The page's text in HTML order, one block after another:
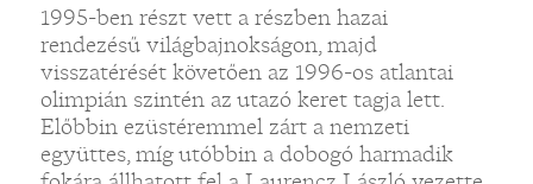
1995-ben részt vett a részben hazai
rendezésű világbajnokságon, majd
visszatérését követően az 1996-os atlantai
olimpián szintén az utazó keret tagja lett.
Előbbin ezüstéremmel zárt a nemzeti
együttes, míg utóbbin a dobogó harmadik